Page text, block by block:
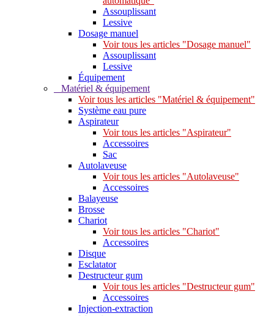
Assouplissant
Lessive
Dosage manuel
Voir tous les articles "Dosage manuel"
Assouplissant
Lessive
Équipement
Matériel & équipement
Voir tous les articles "Matériel & équipement"
Système eau pure
Aspirateur
Voir tous les articles "Aspirateur"
Accessoires
Sac
Autolaveuse
Voir tous les articles "Autolaveuse"
Accessoires
Balayeuse
Brosse
Chariot
Voir tous les articles "Chariot"
Accessoires
Disque
Esclatator
Destructeur gum
Voir tous les articles "Destructeur gum"
Accessoires
Injection-extraction